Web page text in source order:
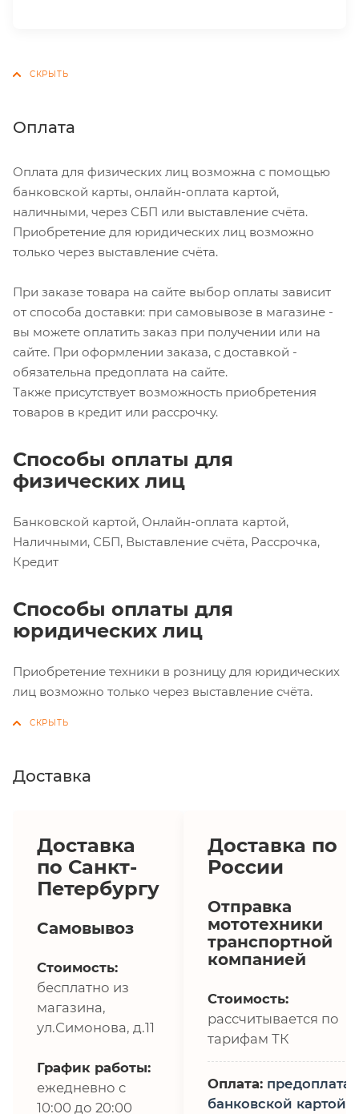
Оплата
Оплата для физических лиц возможна с помощью
банковской карты, онлайн-оплата картой,
наличными, через СБП или выставление счёта.
Приобретение для юридических лиц возможно
только через выставление счёта.
При заказе товара на сайте выбор оплаты зависит
от способа доставки: при самовывозе в магазине -
вы можете оплатить заказ при получении или на
сайте. При оформлении заказа, с доставкой -
обязательна предоплата на сайте.
Также присутствует возможность приобретения
товаров в кредит или рассрочку.
Способы оплаты для
физических лиц
Банковской картой, Онлайн-оплата картой,
Наличными, СБП, Выставление счёта, Рассрочка,
Кредит
Способы оплаты для
юридических лиц
Приобретение техники в розницу для юридических
лиц возможно только через выставление счёта.
Доставка
Доставка
по Санкт-
Петербургу
Самовывоз
Стоимость:
бесплатно из
магазина,
ул.Симонова, д.11
График работы:
ежедневно с
10:00 до 20:00
Доставка по
России
Отправка
мототехники
транспортной
компанией
Стоимость:
рассчитывается по
тарифам ТК
Оплата: предоплата,
банковской картой